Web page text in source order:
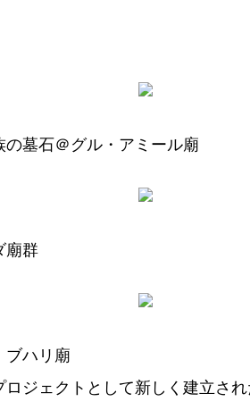
の墓石＠グル・アミール廟
廟群
ブハリ廟
ロジェクトとして新しく建立さ